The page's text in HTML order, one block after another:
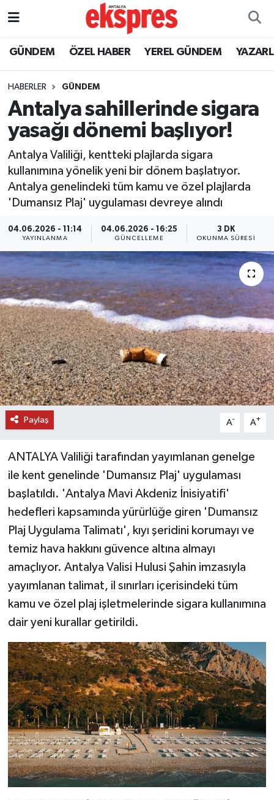
GÜNDEM ÖZEL HABER YEREL GÜNDEM
HABERLER GÜNDEM
Antalya sahillerinde sigara
yasağı dönemi başlıyor!
Antalya Valiliği, kentteki plajlarda sigara
kullanımına yönelik yeni bir dönem başlatıyor.
Antalya genelindeki tüm kamu ve özel plajlarda
'Dumansız Plaj' uygulaması devreye alındı
04.06.2026 - 11:14
YAYINLANMA
04.06.2026 - 16:25
GÜNCELLEME
3 DK
OKUNMA SÜRESI
Paylaş A- A+
ANTALYA Valiliği tarafından yayımlanan genelge
ile kent genelinde 'Dumansız Plaj' uygulaması
başlatıldı. 'Antalya Mavi Akdeniz İnisiyatifi'
hedefleri kapsamında yürürlüğe giren 'Dumansız
Plaj Uygulama Talimatı', kıyı şeridini korumayı ve
temiz hava hakkını güvence altına almayı
amaçlıyor. Antalya Valisi Hulusi Şahin imzasıyla
yayımlanan talimat, il sınırları içerisindeki tüm
kamu ve özel plaj işletmelerinde sigara kullanımına
dair yeni kurallar getirildi.
ÖZEL HABER
YEREL GÜNDEM
EKONOMİ
KÜLTÜR - SANAT
SPOR
SİYASET
SAĞLIK
DÜNYA
EĞİTİM
TURİZM
RÖPORTAJ
VİDEO HABERLER
YAZARLAR
RESMİ İLAN
MAGAZİN
Nöbetçi Eczaneler
Trafik Durumu
Süper Lig Puan Durumu ve Fikstür
Tüm Manşetler
Son Dakika Haberleri
Haber Arşivi